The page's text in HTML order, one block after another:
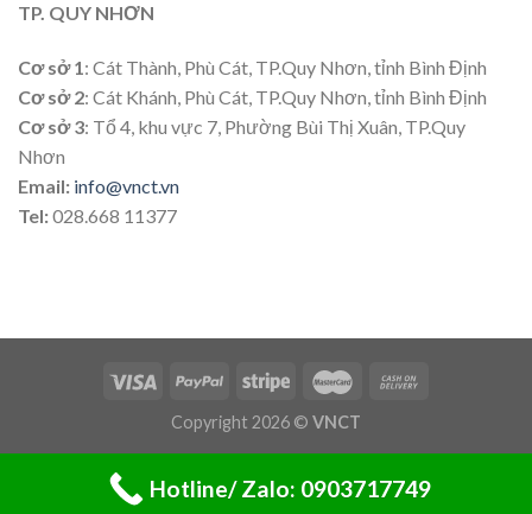
TP. QUY NHƠN
Cơ sở 1: Cát Thành, Phù Cát, TP.Quy Nhơn, tỉnh Bình Định
Cơ sở 2: Cát Khánh, Phù Cát, TP.Quy Nhơn, tỉnh Bình Định
Cơ sở 3: Tổ 4, khu vực 7, Phường Bùi Thị Xuân, TP.Quy
Nhơn
Email: info@vnct.vn
Tel:028.668 11377
Copyright 2026 © VNCT
Hotline/ Zalo: 0903717749